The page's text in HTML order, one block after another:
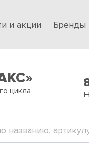
и акции Бренды
цикла